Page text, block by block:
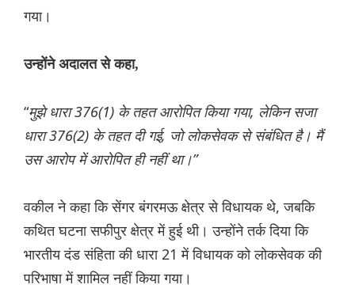
गया।
उन्होंने अदालत से कहा,
“मुझे धारा 376(1) के तहत आरोपित किया गया, लेकिन सजा
धारा 376(2) के तहत दी गई, जो लोकसेवक से संबंधित है। मैं
उस आरोप में आरोपित ही नहीं था।”
वकील ने कहा कि सेंगर बंगरमऊ क्षेत्र से विधायक थे, जबकि
कथित घटना सफीपुर क्षेत्र में हुई थी। उन्होंने तर्क दिया कि
भारतीय दंड संहिता की धारा 21 में विधायक को लोकसेवक की
परिभाषा में शामिल नहीं किया गया।